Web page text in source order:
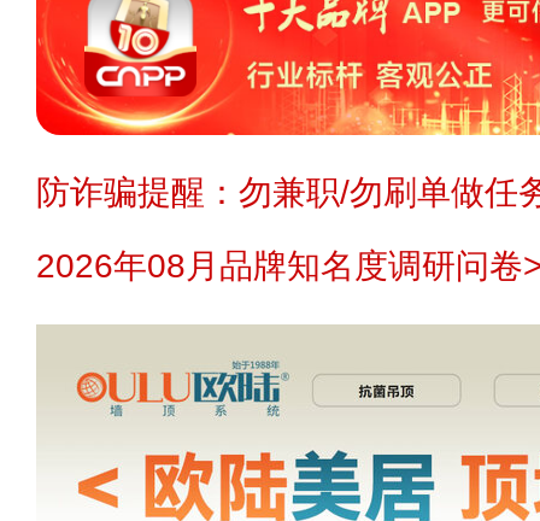
防诈骗提醒：勿兼职/勿刷单做任
2026年08月品牌知名度调研问卷